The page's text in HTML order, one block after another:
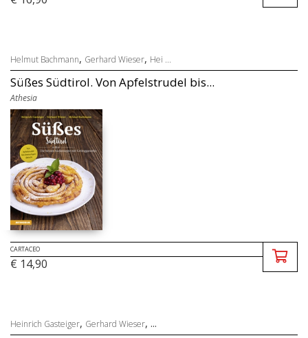
Helmut Bachmann, Gerhard Wieser, Hei ...
Süßes Südtirol. Von Apfelstrudel bis...
Athesia
CARTACEO
€ 14,90
Heinrich Gasteiger, Gerhard Wieser, ...